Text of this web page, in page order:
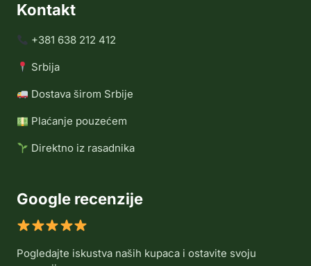
Kontakt
+381 638 212 412
Srbija
Dostava širom Srbije
Plaćanje pouzećem
Direktno iz rasadnika
Google recenzije
Pogledajte iskustva naših kupaca i ostavite svoju